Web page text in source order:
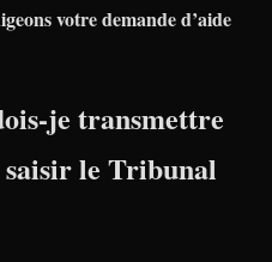
votre demande d’aide
je transmettre
le Tribunal